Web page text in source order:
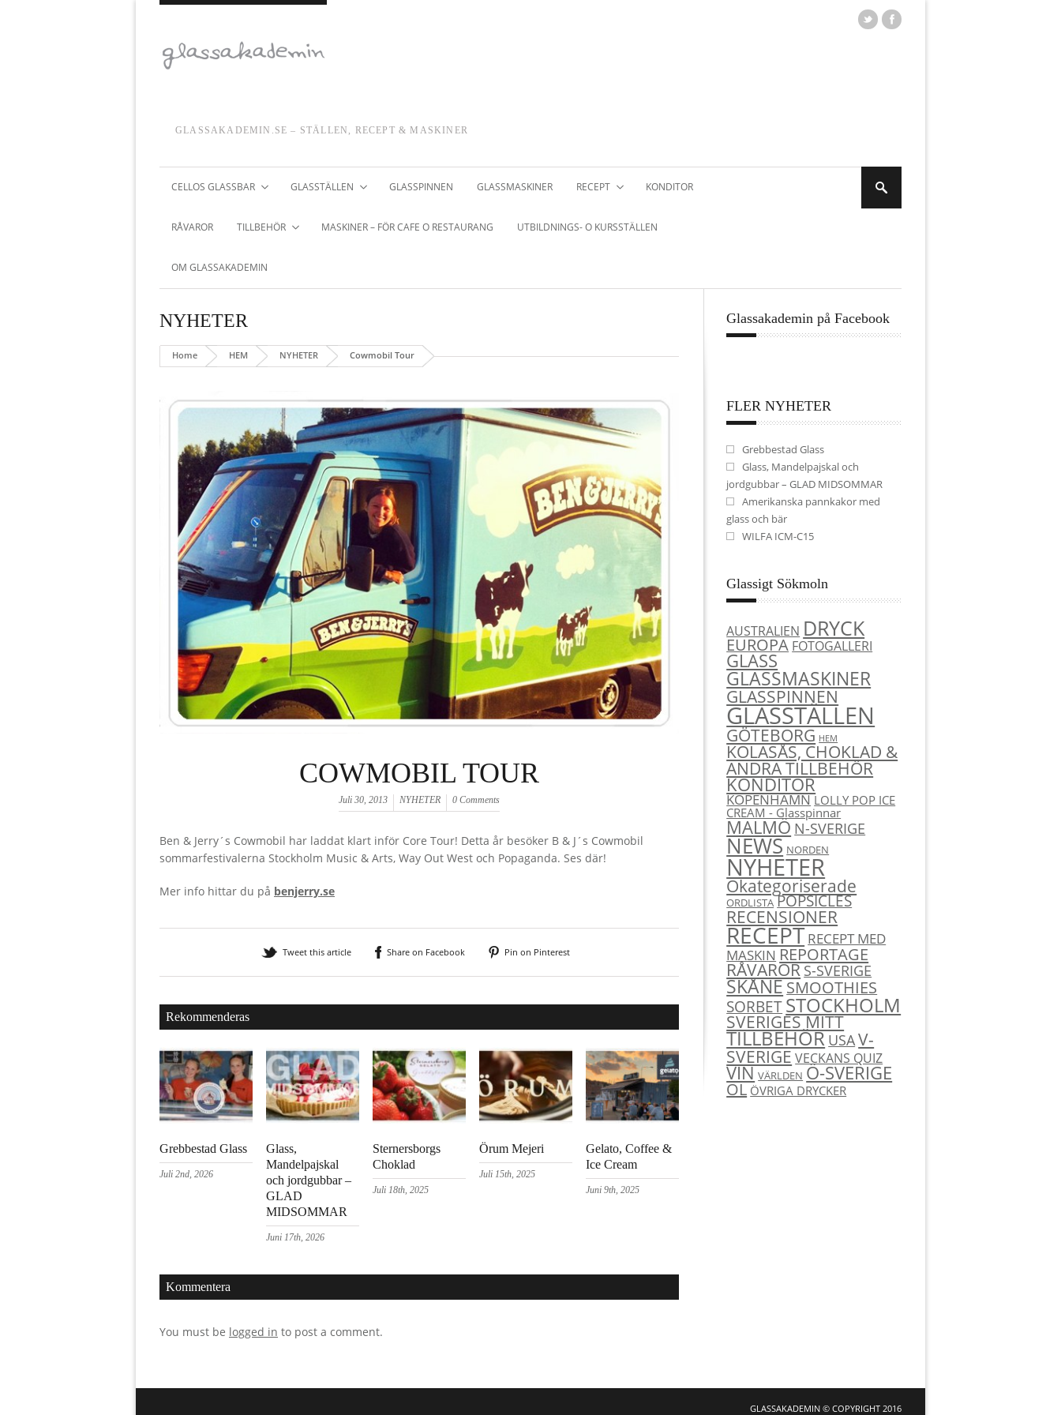
GLASSAKADEMIN.SE – STÄLLEN, RECEPT & MASKINER
CELLOS GLASSBAR GLASSTÄLLEN GLASSPINNEN GLASSMASKINER RECEPT KONDITOR
RÅVAROR TILLBEHÖR MASKINER – FÖR CAFE O RESTAURANG UTBILDNINGS- O KURSSTÄLLEN
OM GLASSAKADEMIN
NYHETER
Home HEM NYHETER Cowmobil Tour
COWMOBIL TOUR
Juli 30, 2013 NYHETER 0 Comments
Ben & Jerry´s Cowmobil har laddat klart inför Core Tour! Detta år besöker B & J´s Cowmobil
sommarfestivalerna Stockholm Music & Arts, Way Out West och Popaganda. Ses där!
Mer info hittar du på benjerry.se
Tweet this article Share on Facebook Pin on Pinterest
Rekommenderas
Grebbestad Glass
Juli 2nd, 2026
Glass,
Mandelpajskal
och jordgubbar –
GLAD
MIDSOMMAR
Juni 17th, 2026
Sternersborgs
Choklad
Juli 18th, 2025
Örum Mejeri
Juli 15th, 2025
Gelato, Coffee &
Ice Cream
Juni 9th, 2025
Kommentera
You must be logged in to post a comment.
Glassakademin på Facebook
FLER NYHETER
Grebbestad Glass
Glass, Mandelpajskal och
jordgubbar – GLAD MIDSOMMAR
Amerikanska pannkakor med
glass och bär
WILFA ICM-C15
Glassigt Sökmoln
AUSTRALIEN DRYCK
EUROPA FOTOGALLERI
GLASS
GLASSMASKINER
GLASSPINNEN
GLASSTÄLLEN
GÖTEBORG HEM
KOLASÅS, CHOKLAD &
ANDRA TILLBEHÖR
KONDITOR
KÖPENHAMN LOLLY POP ICE
CREAM - Glasspinnar
MALMÖN-SVERIGE
NEWS NORDEN
NYHETER
Okategoriserade
ORDLISTA POPSICLES
RECENSIONER
RECEPT RECEPT MED
MASKIN REPORTAGE
RÅVARORS-SVERIGE
SKÅNESMOOTHIES
SORBETSTOCKHOLM
SVERIGES MITT
TILLBEHÖRUSAV-
SVERIGEVECKANS QUIZ
VIN VÄRLDEN Ö-SVERIGE
ÖL ÖVRIGA DRYCKER
GLASSAKADEMIN © COPYRIGHT 2016